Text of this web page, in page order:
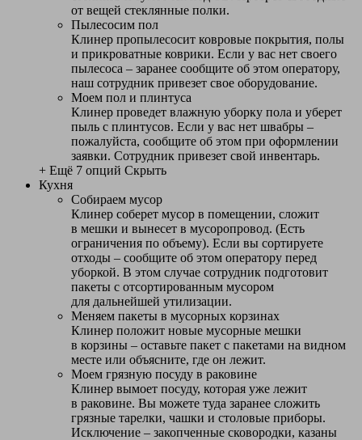
от вещей стеклянные полки.
Пылесосим пол
Клинер пропылесосит ковровые покрытия, полы
и прикроватные коврики. Если у вас нет своего
пылесоса – заранее сообщите об этом оператору,
наш сотрудник привезет свое оборудование.
Моем пол и плинтуса
Клинер проведет влажную уборку пола и уберет
пыль с плинтусов. Если у вас нет швабры –
пожалуйста, сообщите об этом при оформлении
заявки. Сотрудник привезет свой инвентарь.
+ Ещё 7 опций Скрыть
Кухня
Собираем мусор
Клинер соберет мусор в помещении, сложит
в мешки и вынесет в мусоропровод. (Есть
ограничения по объему). Если вы сортируете
отходы – сообщите об этом оператору перед
уборкой. В этом случае сотрудник подготовит
пакеты с отсортированным мусором
для дальнейшей утилизации.
Меняем пакеты в мусорных корзинах
Клинер положит новые мусорные мешки
в корзины – оставьте пакет с пакетами на видном
месте или объясните, где он лежит.
Моем грязную посуду в раковине
Клинер вымоет посуду, которая уже лежит
в раковине. Вы можете туда заранее сложить
грязные тарелки, чашки и столовые приборы.
Исключение – закопченные сковородки, казаны